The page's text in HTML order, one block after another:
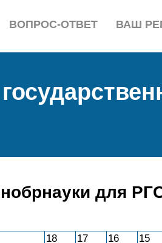
ВАШ
ВОПРОС-ОТВЕТ
для
18
17
16
15